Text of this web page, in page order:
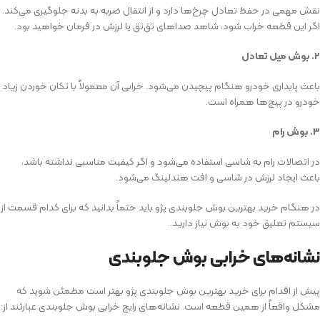
نقش مهمی در حفظ تعادل چرخ‌ها دارد و از انتقال ضربه به بدنه جلوگیری می‌کند.
اگر این قطعه خراب شود، شاهد صداهای تق‌تق یا لرزش در فرمان خواهید بود.
۲. بوش میل تعادل
باعث پایداری خودرو هنگام پیچیدن می‌شود. خرابی آن معمولاً با تکان خوردن زیاد
خودرو در پیچ‌ها همراه است.
۳. بوش رام
در اتصالات رام به شاسی استفاده می‌شود و اگر کیفیت مناسبی نداشته باشد،
باعث ایجاد لرزش در شاسی و افت هندلینگ می‌شود.
در هنگام خرید بهترین بوش جلوبندی پژو باید حتماً بدانید که برای کدام قسمت از
سیستم تعلیق خود به بوش نیاز دارید.
نشانه‌های خرابی بوش جلوبندی
پیش از اقدام برای خرید بهترین بوش جلوبندی پژو بهتر است مطمئن شوید که
مشکل واقعاً از همین قطعه است. نشانه‌های رایج خرابی بوش جلوبندی عبارتند از: